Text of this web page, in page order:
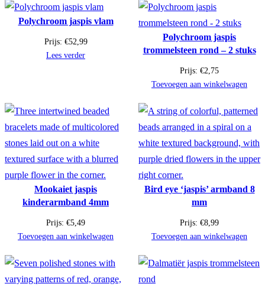
Polychroom jaspis vlam
Prijs: €52,99
Lees verder
Polychroom jaspis
trommelsteen rond – 2 stuks
Prijs: €2,75
Toevoegen aan winkelwagen
Mookaiet jaspis
kinderarmband 4mm
Prijs: €5,49
Toevoegen aan winkelwagen
Bird eye ‘jaspis’ armband 8
mm
Prijs: €8,99
Toevoegen aan winkelwagen